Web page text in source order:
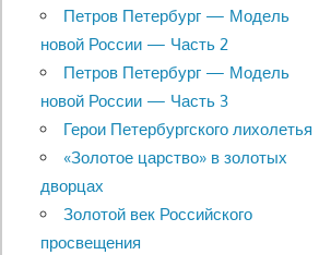
Петров Петербург — Модель
новой России — Часть 2
Петров Петербург — Модель
новой России — Часть 3
Герои Петербургского лихолетья
«Золотое царство» в золотых
дворцах
Золотой век Российского
просвещения